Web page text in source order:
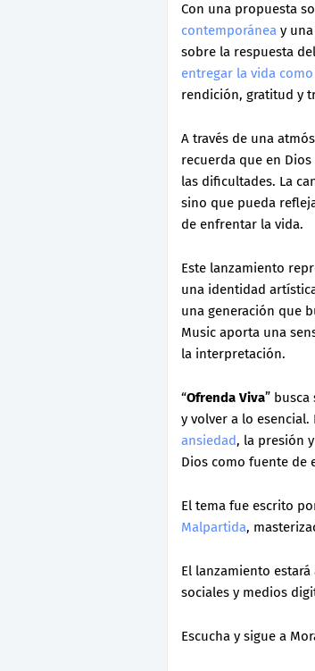
Con una propuesta
contemporánea y
sobre la respuesta
entregar la vida
rendición, gratitud y
A través de una
recuerda que en
las dificultades. La
sino que pueda
de enfrentar la vida.
Este lanzamiento
una identidad
una generación que
Music aporta una
la interpretación.
“Ofrenda Viva”
y volver a lo
ansiedad, la presión
Dios como fuente de
El tema fue escrito
Malpartida,
El lanzamiento
sociales y medios
Escucha y sigue a